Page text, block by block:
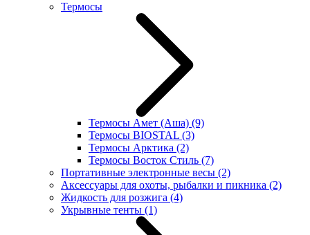
Термосы
Термосы Амет (Аша) (9)
Термосы BIOSTAL (3)
Термосы Арктика (2)
Термосы Восток Стиль (7)
Портативные электронные весы (2)
Аксессуары для охоты, рыбалки и пикника (2)
Жидкость для розжига (4)
Укрывные тенты (1)